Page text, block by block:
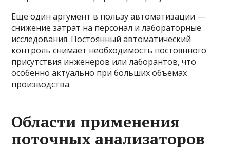
Еще один аргумент в пользу автоматизации —
снижение затрат на персонал и лабораторные
исследования. Постоянный автоматический
контроль снимает необходимость постоянного
присутствия инженеров или лаборантов, что
особенно актуально при больших объемах
производства.
Области применения
поточных анализаторов